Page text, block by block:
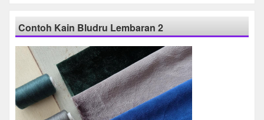
Contoh Kain Bludru Lembaran 2